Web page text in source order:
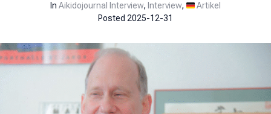
In Aikidojournal Interview, Interview,
Artikel
Posted 2025-12-31